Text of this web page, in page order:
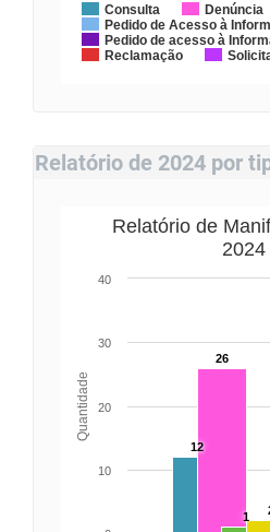
Consulta Denúncia
Pedido de Acesso à
Pedido de acesso à
Reclamação
Relatório de 2024 por
Quantidade
Relatório de
2024
12
26
1
10
20
30
40